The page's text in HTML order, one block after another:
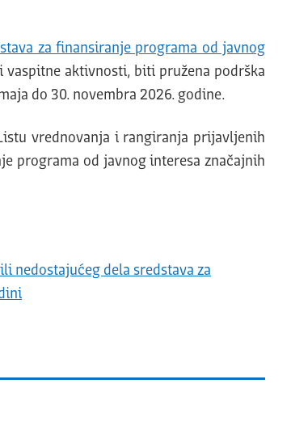
za finansiranje programa od javnog
vaspitne aktivnosti, biti pružena podrška
do 30. novembra 2026. godine.
vrednovanja i rangiranja prijavljenih
programa od javnog interesa značajnih
nedostajućeg dela sredstava za